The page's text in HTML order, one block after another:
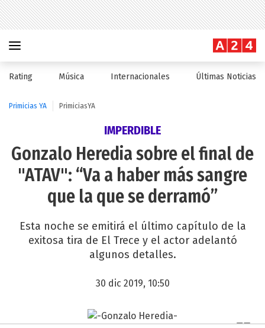
Rating Música Internacionales Últimas Noticias
Primicias YA PrimiciasYA
IMPERDIBLE
Gonzalo Heredia sobre el final de
"ATAV": “Va a haber más sangre
que la que se derramó”
Esta noche se emitirá el último capítulo de la
exitosa tira de El Trece y el actor adelantó
algunos detalles.
30 dic 2019, 10:50